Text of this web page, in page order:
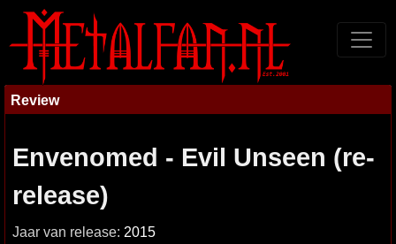
Review
Envenomed - Evil Unseen (re-
release)
Jaar van release: 2015